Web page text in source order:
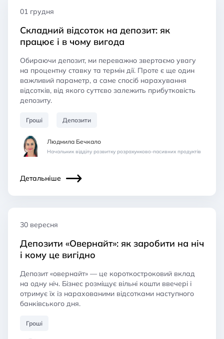
01 грудня
Складний відсоток на депозит: як
працює і в чому вигода
Обираючи депозит, ми переважно звертаємо увагу
на процентну ставку та термін дії. Проте є ще один
важливий параметр, а саме спосіб нарахування
відсотків, від якого суттєво залежить прибутковість
депозиту.
Гроші Депозити
Людмила Бечкало
Начальник відділу розвитку розрахунково-пасивних продуктів
Детальніше
30 вересня
Депозити «Овернайт»: як заробити на ніч
і кому це вигідно
Депозит «овернайт» — це короткостроковий вклад
на одну ніч. Бізнес розміщує вільні кошти ввечері і
отримує їх із нарахованими відсотками наступного
банківського дня.
Гроші